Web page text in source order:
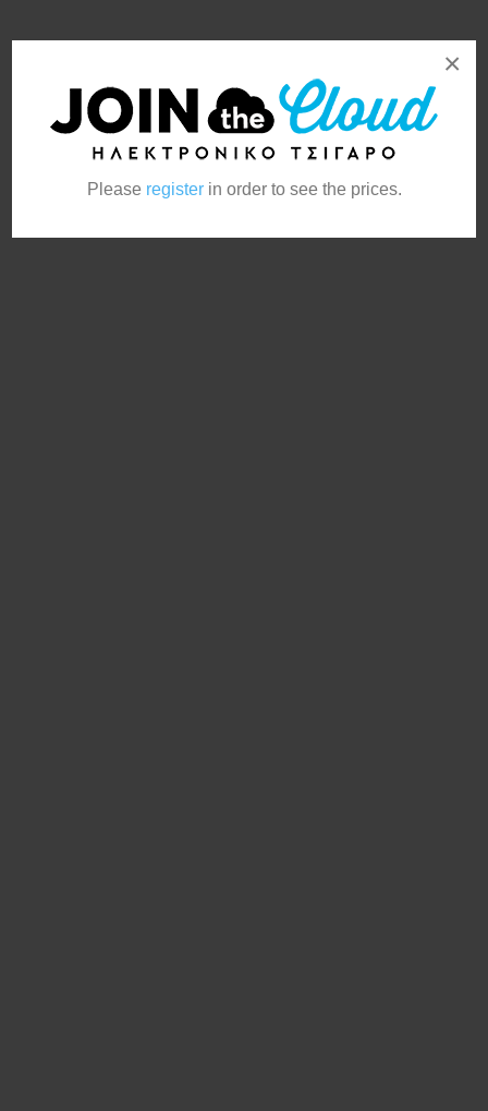
Please registerin order to see the prices.
×